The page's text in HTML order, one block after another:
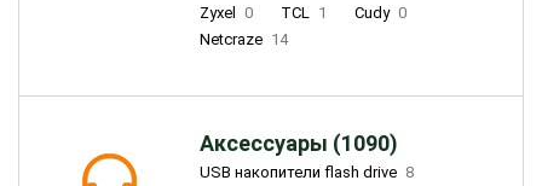
Zyxel
0 TCL 1 Cudy 0
Netcraze 14
Аксессуары (1090)
USB накопители flash drive 8